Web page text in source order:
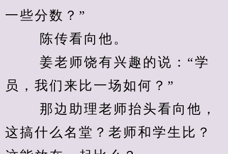
一些分数？”
陈传看向他。
姜老师饶有兴趣的说：“学
员，我们来比一场如何？”
那边助理老师抬头看向他，
这搞什么名堂？老师和学生比？